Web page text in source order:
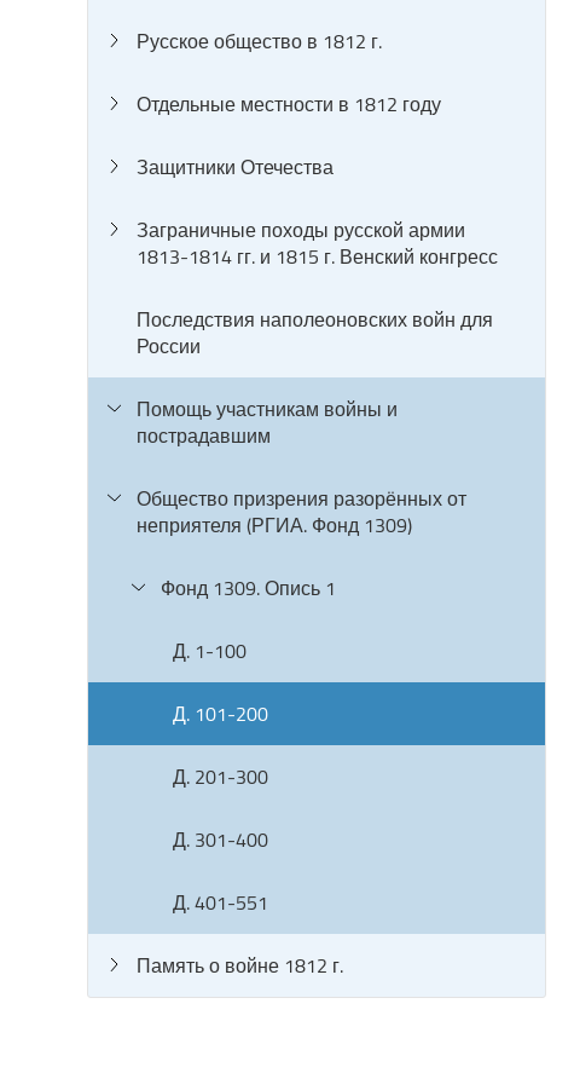
Русское общество в 1812 г.
Отдельные местности в 1812 году
Защитники Отечества
Заграничные походы русской армии
1813-1814 гг. и 1815 г. Венский конгресс
Последствия наполеоновских войн для
России
Помощь участникам войны и
пострадавшим
Общество призрения разорённых от
неприятеля (РГИА. Фонд 1309)
Фонд 1309. Опись 1
Д. 1-100
Д. 101-200
Д. 201-300
Д. 301-400
Д. 401-551
Память о войне 1812 г.